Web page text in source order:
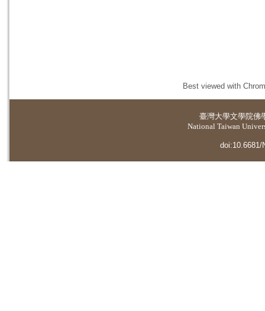
Best viewed with
臺灣大學文學院佛
National Taiwan
doi:10.6681/